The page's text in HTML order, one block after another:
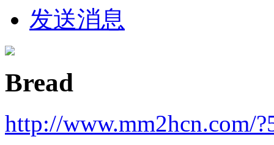
发送消息
Bread
http://www.mm2hcn.com/